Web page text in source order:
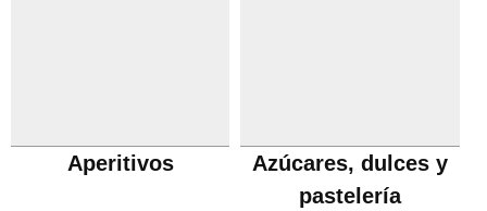
Aperitivos
Azúcares, dulces y
pastelería